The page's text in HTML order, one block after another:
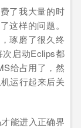
了我大量的时
这样的问题。
琢磨了很久终
启动Eclips都
给占用了，然
运行起来后关
能进入正确界